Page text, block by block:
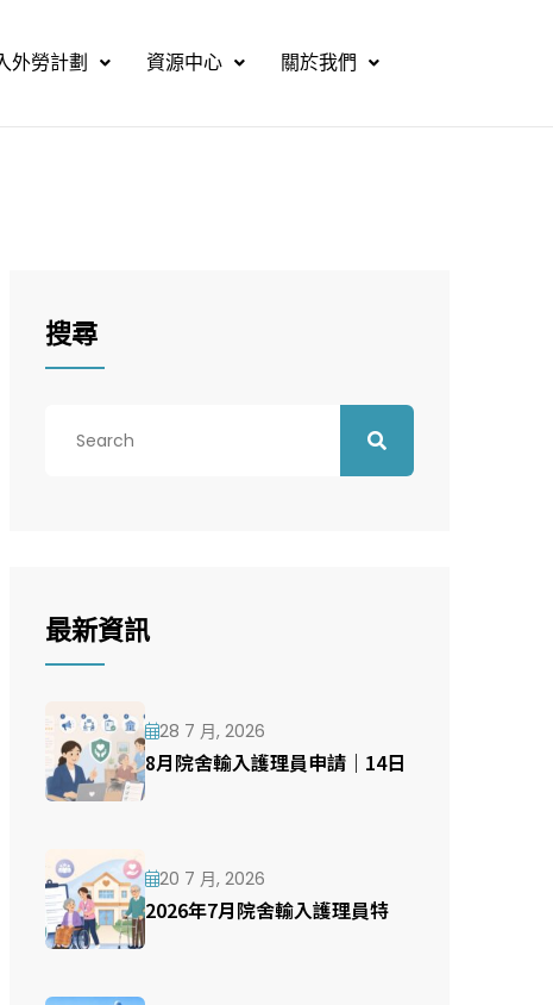
外勞計劃 資源中心 關於我們
搜尋
最新資訊
28 7 月, 2026
8月院舍輸入護理員申請｜14日
20 7 月, 2026
2026年7月院舍輸入護理員特